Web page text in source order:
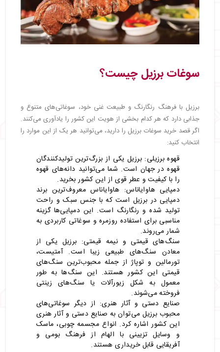
سوغات برزیل چیست؟
برزیل با فرهنگ رنگارنگ و طبیعت غنی خود، سوغاتی‌های متنوع و
جذابی دارد که هر کدام بخشی از هویت این کشور را یادآوری می‌کنند.
اگر قصد خرید سوغات برزیل را دارید، می‌توانید هر یک از این موارد را
انتخاب کنید:
قهوه برزیلی: برزیل یکی از بزرگ‌ترین تولیدکنندگان
قهوه در جهان است. شما می‌توانید دانه‌های قهوه
را با کیفیت و عطر قوی از این کشور بخرید.
دمپایی هاوایاناس: هاوایاناس معروف‌ترین برند
دمپایی در برزیل است که با جنس سبک و راحت
تولید شده و رنگارنگ است. این دمپایی‌ها گزینه
مناسبی برای استفاده روزمره و سوغاتی کاربردی به
شمار می‌روند.
سنگ‌های قیمتی و نیمه قیمتی: برزیل یکی از
معادن سنگ‌های طبیعی زیبا است. آمتیست،
تورمالین و توپاژ از جمله محبوب‌ترین سنگ‌های
قیمتی این کشور هستند. این سنگ‌ها به طور
معمول به شکل زیورآلات یا سنگ‌های زینتی
فروخته می‌شوند.
صنایع دستی و آثار هنری: از دیگر سوغاتی‌های
محبوب برزیل می‌توان به صنایع دستی و آثار هنری
این کشور اشاره کرد. انواع مجسمه چوبی، ماسک
و وسایل تزیینی با الهام از فرهنگ بومی و
آفریقایی قابل خریداری هستند.